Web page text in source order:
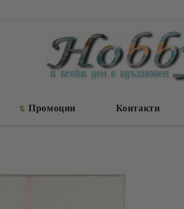
Промоции Контакти